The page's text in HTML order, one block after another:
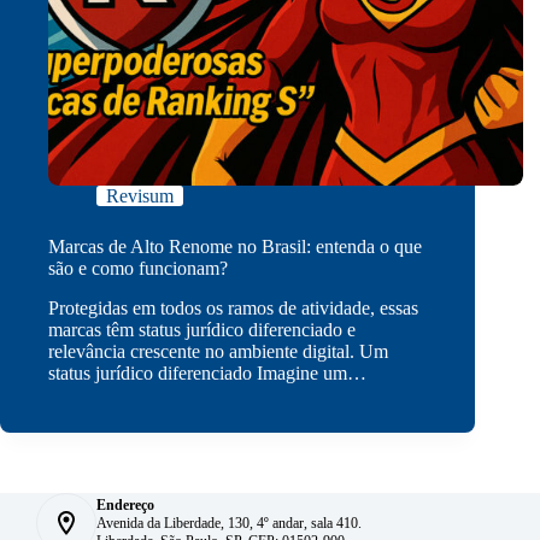
Revisum
Marcas de Alto Renome no Brasil: entenda o que
são e como funcionam?
Protegidas em todos os ramos de atividade, essas
marcas têm status jurídico diferenciado e
relevância crescente no ambiente digital. Um
status jurídico diferenciado Imagine um…
Endereço
Avenida da Liberdade, 130, 4º andar, sala 410.